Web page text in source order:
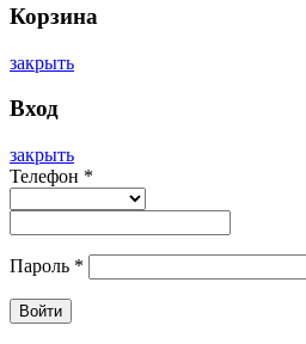
Корзина
закрыть
Вход
закрыть
Телефон *
Пароль *
Войти